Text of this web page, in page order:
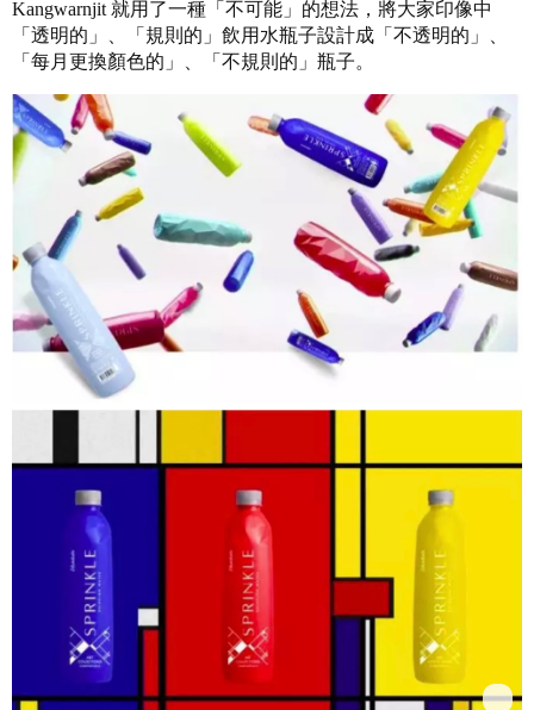
Kangwarnjit 就用了一種「不可能」的想法，將大家印像中
「透明的」、「規則的」飲用水瓶子設計成「不透明的」、
「每月更換顏色的」、「不規則的」瓶子。